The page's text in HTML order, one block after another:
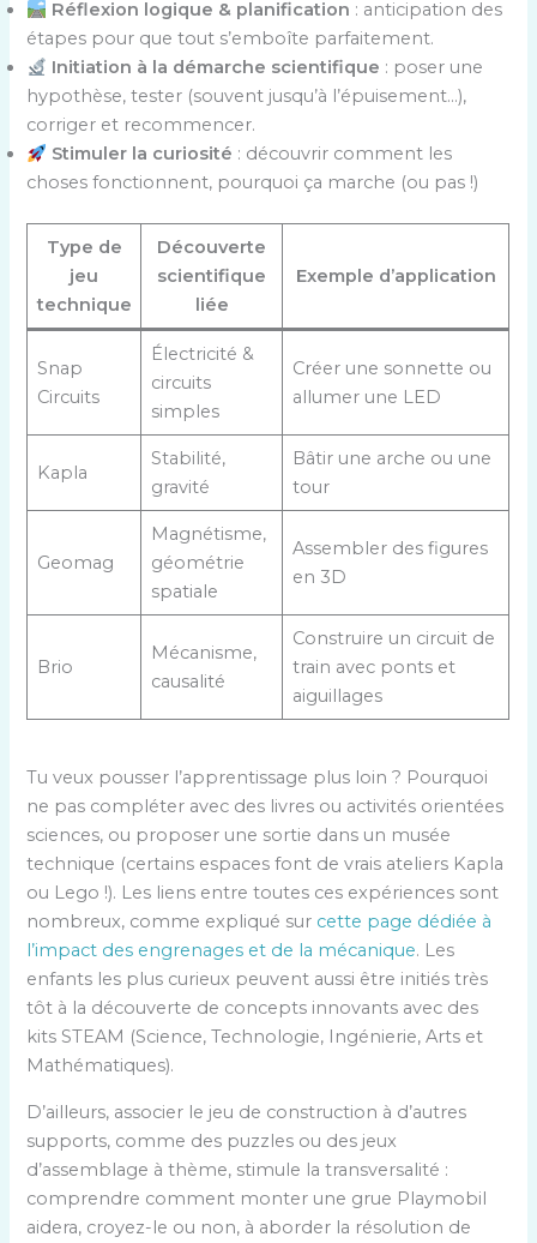
Réflexion logique & planification : anticipation des
étapes pour que tout s’emboîte parfaitement.
Initiation à la démarche scientifique : poser une
hypothèse, tester (souvent jusqu’à l’épuisement…),
corriger et recommencer.
Stimuler la curiosité : découvrir comment les
choses fonctionnent, pourquoi ça marche (ou pas !)
Type de
jeu
technique
Découverte
scientifique
liée
Exemple d’application
Snap
Circuits
Électricité &
circuits
simples
Créer une sonnette ou
allumer une LED
Kapla
Stabilité,
gravité
Bâtir une arche ou une
tour
Geomag
Magnétisme,
géométrie
spatiale
Assembler des figures
en 3D
Brio
Mécanisme,
causalité
Construire un circuit de
train avec ponts et
aiguillages
Tu veux pousser l’apprentissage plus loin ? Pourquoi
ne pas compléter avec des livres ou activités orientées
sciences, ou proposer une sortie dans un musée
technique (certains espaces font de vrais ateliers Kapla
ou Lego !). Les liens entre toutes ces expériences sont
nombreux, comme expliqué sur cette page dédiée à
l’impact des engrenages et de la mécanique. Les
enfants les plus curieux peuvent aussi être initiés très
tôt à la découverte de concepts innovants avec des
kits STEAM (Science, Technologie, Ingénierie, Arts et
Mathématiques).
D’ailleurs, associer le jeu de construction à d’autres
supports, comme des puzzles ou des jeux
d’assemblage à thème, stimule la transversalité :
comprendre comment monter une grue Playmobil
aidera, croyez-le ou non, à aborder la résolution de